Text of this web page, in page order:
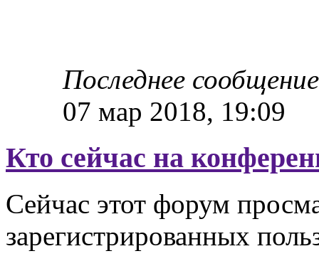
Последнее
07 мар 2018, 19:09
Кто сейчас на
Сейчас этот форум
зарегистрированных